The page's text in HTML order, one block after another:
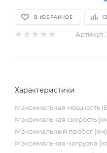
В ИЗБРАННОЕ
Артикул:
Характеристики
Максимальная мощность
Максимальная скорость
Максимальный пробег (км)
Максимальная нагрузка